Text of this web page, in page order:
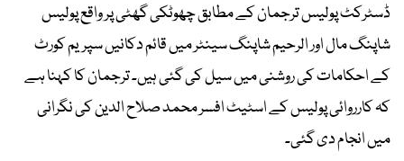
ڈسٹرکٹ پولیس ترجمان کے مطابق چھوٹکی گھٹی پر واقع پولیس
شاپنگ مال اور الرحیم شاپنگ سینٹر میں قائم دکانیں سپریم کورٹ
کے احکامات کی روشنی میں سیل کی گئی ہیں۔ ترجمان کا کہنا ہے
کہ کارروائی پولیس کے اسٹیٹ افسر محمد صلاح الدین کی نگرانی
میں انجام دی گئی۔